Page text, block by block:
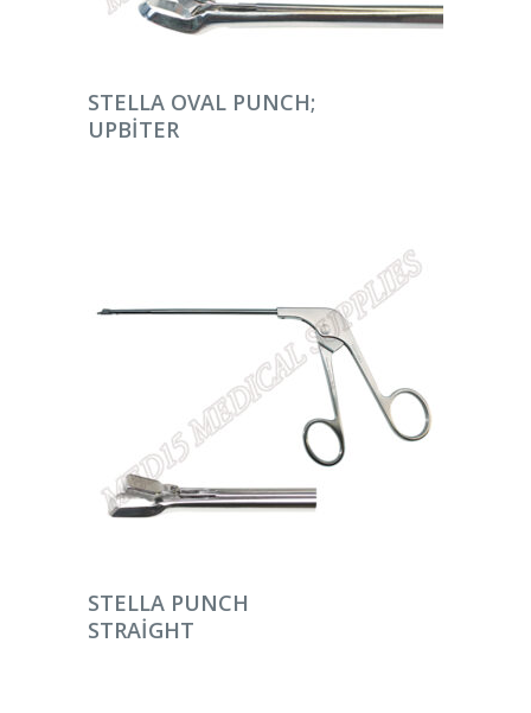
DEVAMINI OKU
STELLA OVAL PUNCH;
UPBITER
DEVAMINI OKU
STELLA PUNCH
STRAIGHT